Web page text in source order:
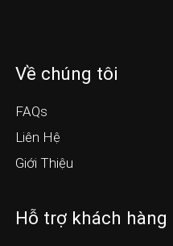
Về chúng tôi
FAQs
Liên Hệ
Giới Thiệu
Hỗ trợ khách hàng